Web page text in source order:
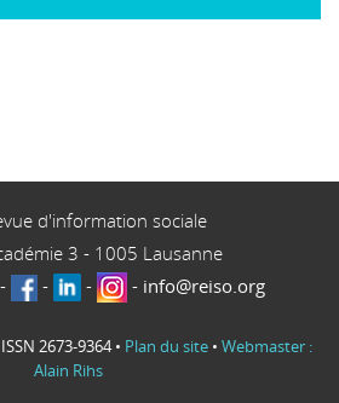
d'information sociale
3 - 1005 Lausanne
- - - - info@reiso.org
2673-9364 • Plan du site • Webmaster :
Alain Rihs